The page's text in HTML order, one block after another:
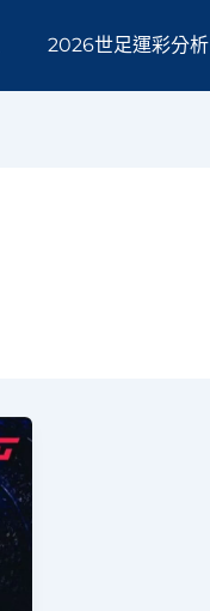
2026世足運彩分析